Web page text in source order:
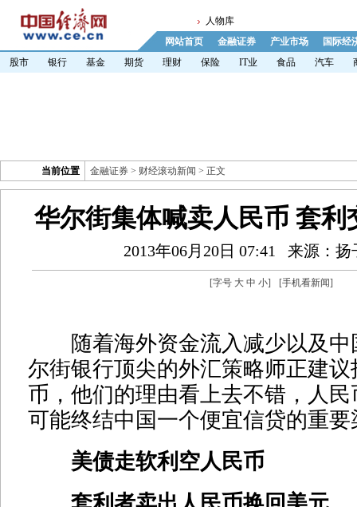
人物库
网站首页
金融证券 产业市场
国际经
股市
银行 基金 期货 理财 保险 IT业 食品 汽车
当前位置 金融证券 > 财经滚动新闻 > 正文
华尔街集体喊卖人民币 套利
2013年06月20日 07:41 来源：扬
[字号 大 中 小] [手机看新闻]
随着海外资金流入减少以及中
尔街银行顶尖的外汇策略师正建
币，他们的理由看上去不错，人
可能终结中国一个便宜信贷的重要
美债走软利空人民币